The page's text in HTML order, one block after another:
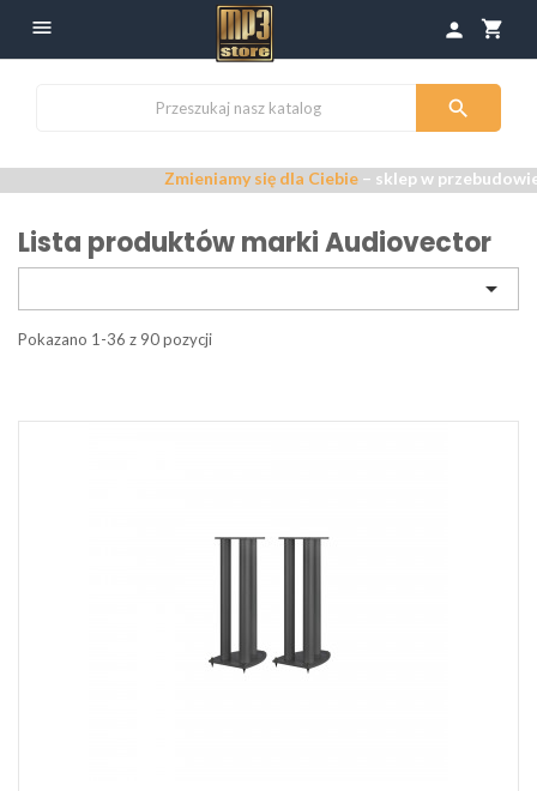
 shopping_cart
person

Zmieniamy się dla Ciebie– sklep w przebudowie –
Lista produktów marki Audiovector

Pokazano 1-36 z 90 pozycji